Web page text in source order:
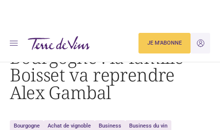
JE
JE M'ABONNE
Accueil Bourgogne : la famille Boisset va reprendre Alex Gambal
Bourgogne : la famille
Boisset va reprendre
Alex Gambal
Bourgogne Achat de vignoble Business
Business du vin